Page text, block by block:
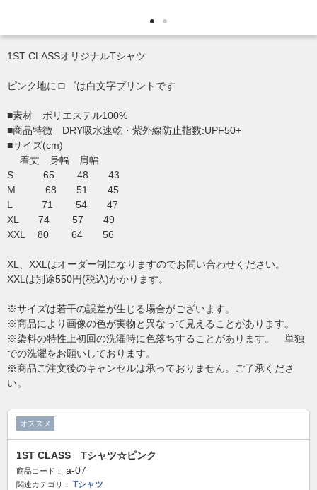
1ST CLASSオリジナルTシャツ
ピンク地にロゴは白文字プリントです
■素材 ポリエステル100%
■商品特徴 DRY吸水速乾・紫外線防止指数:UPF50+
■サイズ(cm)
着丈 身幅 肩幅
S 65 48 43
M 68 51 45
L 71 54 47
XL 74 57 49
XXL 80 64 56
XL、XXLはオーダー制になりますのでお問い合わせください。
XXLは別途550円(税込)かかります。
※サイズは若干の誤差が生じる場合がございます。
※商品により画像の色が実物と異なって見えることがあります。
※染料の特性上初回の洗濯時に色落ちすることがあります。 単独
での洗濯をお願いしております。
※商品ご注文後のキャンセルは承っておりません。ご了承くださ
い。
オススメ
1ST CLASS Tシャツ☆ピンク
商品コード： a-07
関連カテゴリ： Tシャツ